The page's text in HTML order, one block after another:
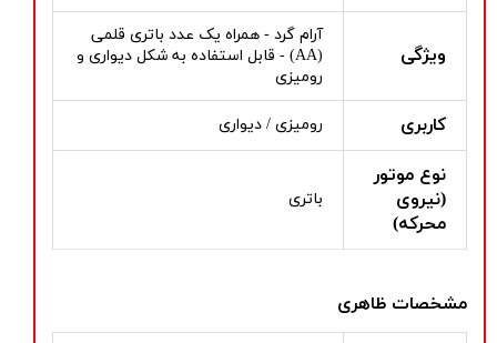
ویژگی
آرام گرد - همراه یک عدد باتری قلمی
(AA) - قابل استفاده به شکل دیواری و
رومیزی
کاربری رومیزی / دیواری
نوع موتور
(نیروی
محرکه)
باتری
مشخصات ظاهری